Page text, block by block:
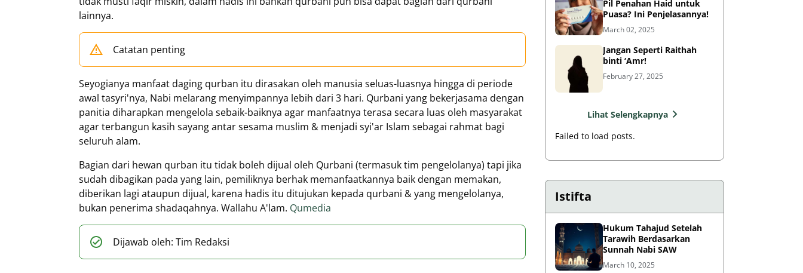
lainnya.
Catatan penting
Seyogianya manfaat daging qurban itu dirasakan oleh manusia seluas-luasnya hingga di periode
awal tasyri'nya, Nabi melarang menyimpannya lebih dari 3 hari. Qurbani yang bekerjasama dengan
panitia diharapkan mengelola sebaik-baiknya agar manfaatnya terasa secara luas oleh masyarakat
agar terbangun kasih sayang antar sesama muslim & menjadi syi'ar Islam sebagai rahmat bagi
seluruh alam.
Bagian dari hewan qurban itu tidak boleh dijual oleh Qurbani (termasuk tim pengelolanya) tapi jika
sudah dibagikan pada yang lain, pemiliknya berhak memanfaatkannya baik dengan memakan,
diberikan lagi ataupun dijual, karena hadis itu ditujukan kepada qurbani & yang mengelolanya,
bukan penerima shadaqahnya. Wallahu A'lam. Qumedia
Dijawab oleh: Tim Redaksi
Pil Penahan Haid untuk
Puasa? Ini Penjelasannya!
March 02, 2025
Jangan Seperti Raithah
binti ‘Amr!
February 27, 2025
Lihat Selengkapnya
Failed to load posts.
Istifta
Hukum Tahajud Setelah
Tarawih Berdasarkan
Sunnah Nabi SAW
March 10, 2025